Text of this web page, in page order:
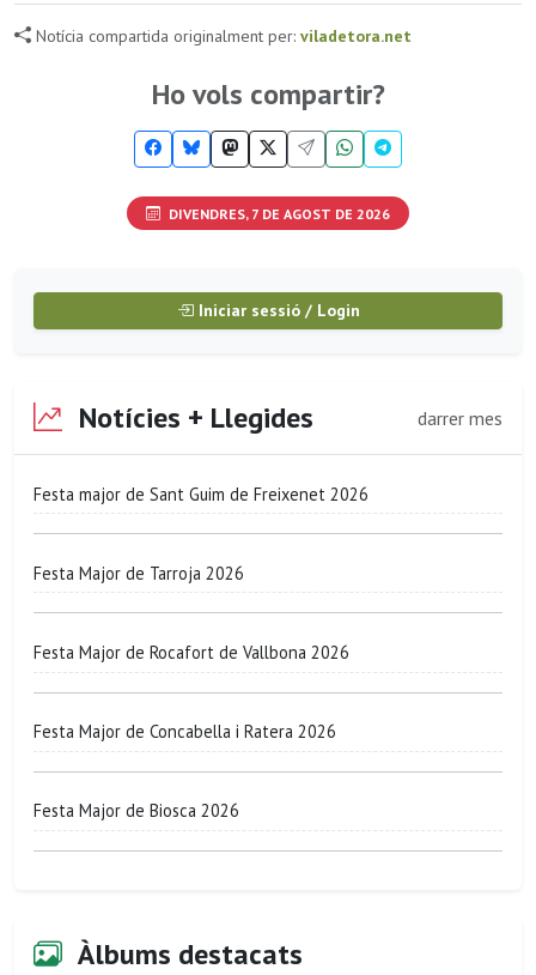
Notícia compartida originalment per: viladetora.net
Ho vols compartir?
DIVENDRES, 7 DE AGOST DE 2026
Iniciar sessió / Login
Notícies + Llegides darrer mes
Festa major de Sant Guim de Freixenet 2026
Festa Major de Tarroja 2026
Festa Major de Rocafort de Vallbona 2026
Festa Major de Concabella i Ratera 2026
Festa Major de Biosca 2026
Àlbums destacats